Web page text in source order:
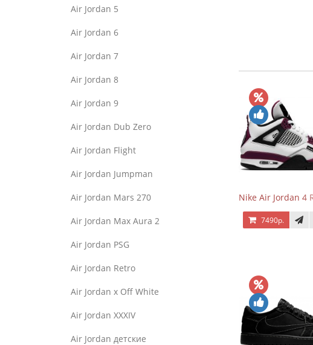
Air Jordan 5
Air Jordan 6
Air Jordan 7
Air Jordan 8
Air Jordan 9
Air Jordan Dub Zero
Air Jordan Flight
Air Jordan Jumpman
Air Jordan Mars 270
Air Jordan Max Aura 2
Air Jordan PSG
Air Jordan Retro
Air Jordan x Off White
Air Jordan XXXIV
Air Jordan детские
Nike Air Jordan 4
7490р.